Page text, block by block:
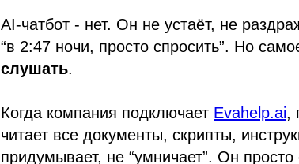
AI-чатбот - нет. Он не устаёт, не
“в 2:47 ночи, просто спросить”. Но
слушать.
Когда компания подключает Evahelp.ai,
читает все документы, скрипты,
придумывает, не “умничает”. Он